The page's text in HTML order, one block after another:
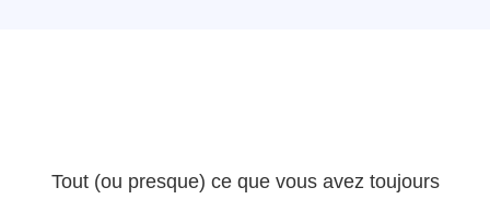
Tout (ou presque) ce que vous avez toujours